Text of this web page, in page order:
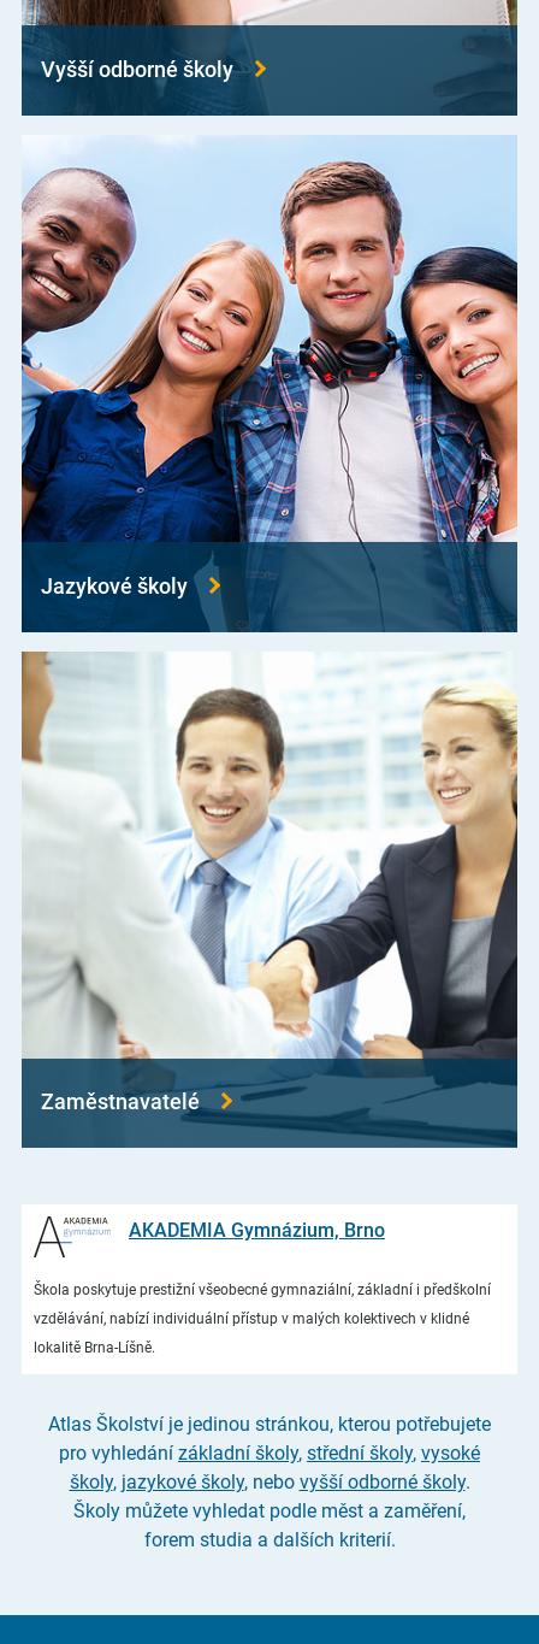
Vyšší odborné školy
Jazykové školy
Zaměstnavatelé
AKADEMIA Gymnázium, Brno
Škola poskytuje prestižní všeobecné gymnaziální, základní i předškolní
vzdělávání, nabízí individuální přístup v malých kolektivech v klidné
lokalitě Brna-Líšně.
Atlas Školství je jedinou stránkou, kterou potřebujete
pro vyhledání základní školy, střední školy, vysoké
školy, jazykové školy, nebo vyšší odborné školy.
Školy můžete vyhledat podle měst a zaměření,
forem studia a dalších kriterií.